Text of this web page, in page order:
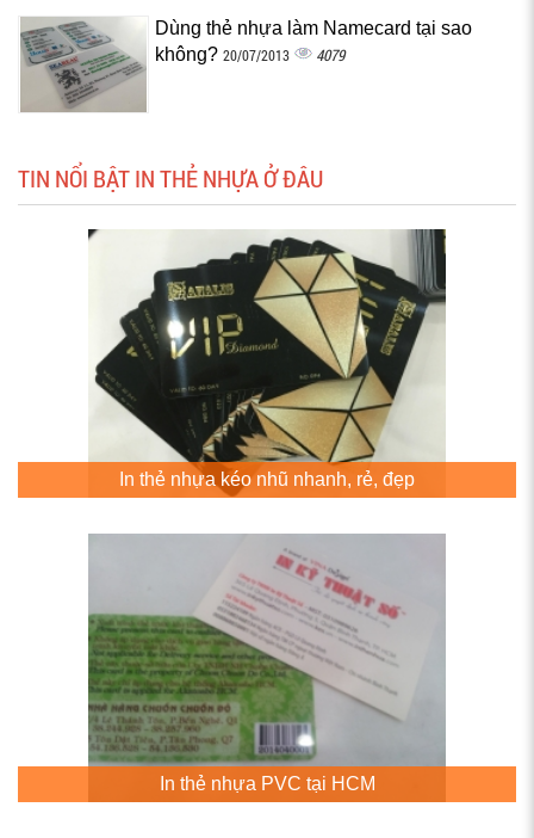
Dùng thẻ nhựa làm Namecard tại sao
không? 20/07/2013 4079
TIN NỔI BẬT IN THẺ NHỰA Ở ĐÂU
In thẻ nhựa kéo nhũ nhanh, rẻ, đẹp
In thẻ nhựa PVC tại HCM